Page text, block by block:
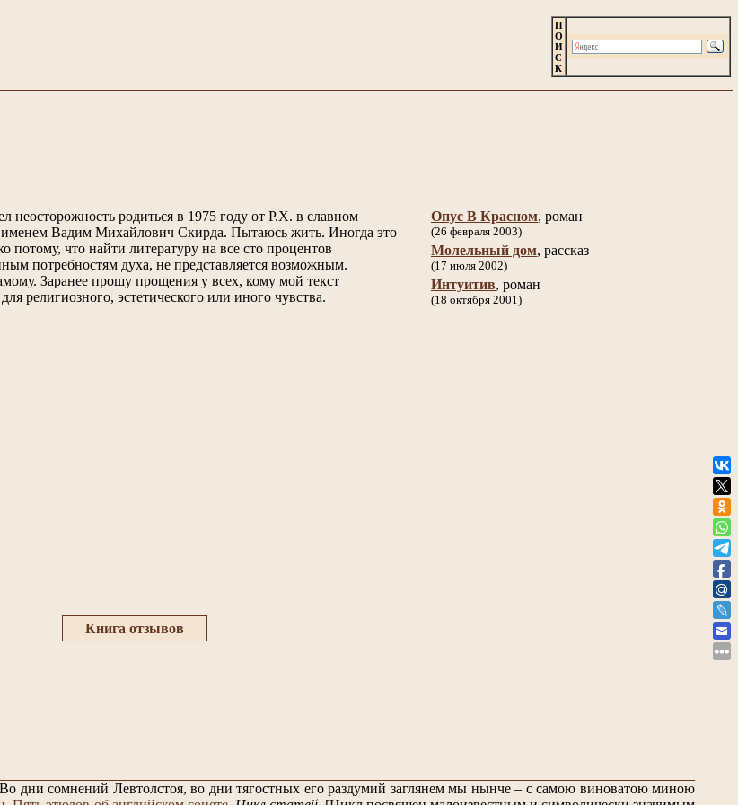
П
О
И
С
К
неосторожность родиться в 1975 году от Р.Х. в славном
именем Вадим Михайлович Скирда. Пытаюсь жить. Иногда это
потому, что найти литературу на все сто процентов
потребностям духа, не представляется возможным.
Заранее прошу прощения у всех, кому мой текст
религиозного, эстетического или иного чувства.
Опус В Красном, роман
(26 февраля 2003)
Молельный дом, рассказ
(17 июля 2002)
Интуитив, роман
(18 октября 2001)
Книга отзывов
дни сомнений Левтолстоя, во дни тягостных его раздумий заглянем мы нынче – с самою виноватою миною